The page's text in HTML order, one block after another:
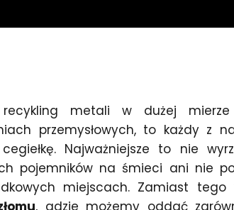
recykling metali w dużej
przemysłowych, to każdy z
Najważniejsze to nie
pojemników na śmieci ani nie
miejscach. Zamiast tego
, gdzie możemy oddać